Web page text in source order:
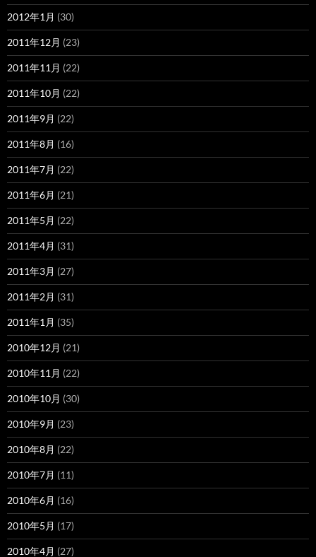
2012年1月 (30)
2011年12月 (23)
2011年11月 (22)
2011年10月 (22)
2011年9月 (22)
2011年8月 (16)
2011年7月 (22)
2011年6月 (21)
2011年5月 (22)
2011年4月 (31)
2011年3月 (27)
2011年2月 (31)
2011年1月 (35)
2010年12月 (21)
2010年11月 (22)
2010年10月 (30)
2010年9月 (23)
2010年8月 (22)
2010年7月 (11)
2010年6月 (16)
2010年5月 (17)
2010年4月 (27)